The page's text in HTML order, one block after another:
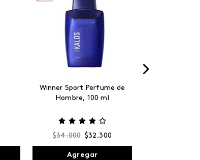
Winner Sport Perfume de
Hombre, 100 ml
$34.000 $32 .300
Agregar